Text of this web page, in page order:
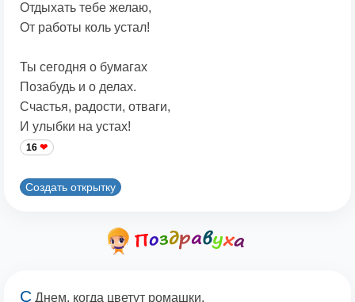
Отдыхать тебе желаю,
От работы коль устал!
Ты сегодня о бумагах
Позабудь и о делах.
Счастья, радости, отваги,
И улыбки на устах!
16
Создать открытку
С Днем, когда цветут ромашки,